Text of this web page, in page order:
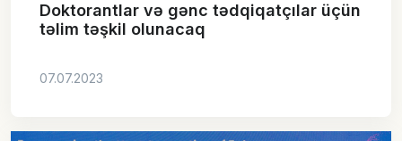
Doktorantlar və gənc tədqiqatçılar üçün
təlim təşkil olunacaq
07.07.2023